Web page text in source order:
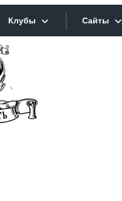
Клубы
Дивизион Боброва
Лада
СКА
Сайты